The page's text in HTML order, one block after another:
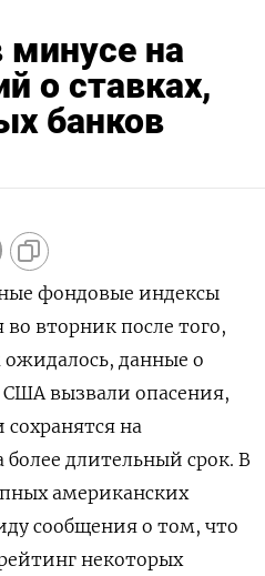
минусе на
о ставках,
банков
фондовые индексы
вторник после того,
ожидалось, данные о
вызвали опасения,
на
длительный срок. В
американских
сообщения о том, что
некоторых